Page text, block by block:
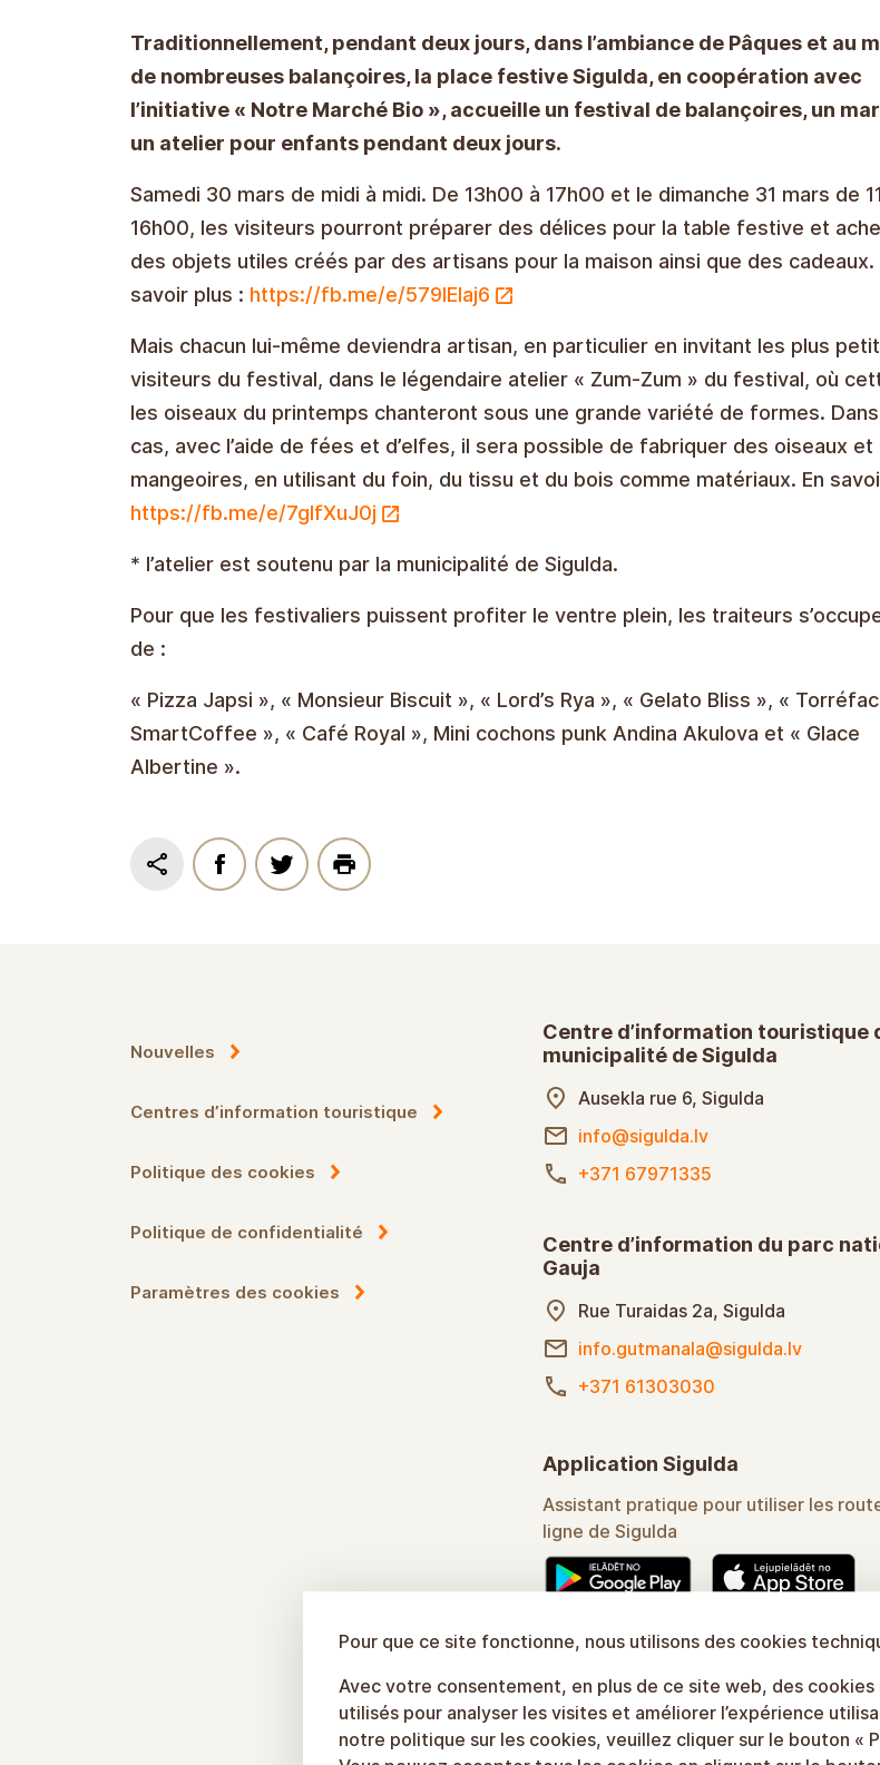
Traditionnellement, pendant deux jours, dans l’ambiance de Pâques et au
de nombreuses balançoires, la place festive Sigulda, en coopération avec
l’initiative « Notre Marché Bio », accueille un festival de balançoires, un
un atelier pour enfants pendant deux jours.
Samedi 30 mars de midi à midi. De 13h00 à 17h00 et le dimanche 31 mars de
16h00, les visiteurs pourront préparer des délices pour la table festive et
des objets utiles créés par des artisans pour la maison ainsi que des cadeaux.
savoir plus : https://fb.me/e/579lEIaj6
Mais chacun lui-même deviendra artisan, en particulier en invitant les plus
visiteurs du festival, dans le légendaire atelier « Zum-Zum » du festival, où
les oiseaux du printemps chanteront sous une grande variété de formes.
cas, avec l’aide de fées et d’elfes, il sera possible de fabriquer des oiseaux et
mangeoires, en utilisant du foin, du tissu et du bois comme matériaux. En
https://fb.me/e/7glfXuJ0j
* l’atelier est soutenu par la municipalité de Sigulda.
Pour que les festivaliers puissent profiter le ventre plein, les traiteurs
de :
« Pizza Japsi », « Monsieur Biscuit », « Lord’s Rya », « Gelato Bliss », «
SmartCoffee », « Café Royal », Mini cochons punk Andina Akulova et « Glace
Albertine ».
Nouvelles
Centres d’information touristique
Politique des cookies
Politique de confidentialité
Paramètres des cookies
Centre d’information touristique
municipalité de Sigulda
Ausekla rue 6, Sigulda
info@sigulda.lv
+371 67971335
Centre d’information du parc
Gauja
Rue Turaidas 2a, Sigulda
info.gutmanala@sigulda.lv
+371 61303030
Application Sigulda
Assistant pratique pour utiliser les
ligne de Sigulda
Pour en savoir plus
Pour que ce site fonctionne, nous utilisons des cookies
Avec votre consentement, en plus de ce site web, des
utilisés pour analyser les visites et améliorer l’expérience
notre politique sur les cookies, veuillez cliquer sur le bouton «